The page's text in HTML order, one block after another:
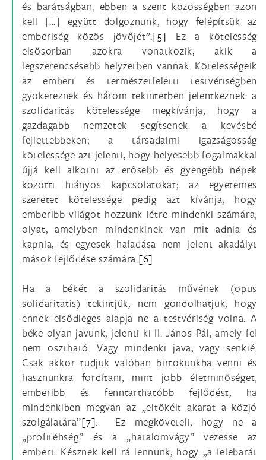
és barátságban, ebben a szent közösségben azon
kell […] együtt dolgoznunk, hogy felépítsük az
emberiség közös jövőjét”.[5] Ez a kötelesség
elsősorban azokra vonatkozik, akik a
legszerencsésebb helyzetben vannak. Kötelességeik
az emberi és természetfeletti testvériségben
gyökereznek és három tekintetben jelentkeznek: a
szolidaritás kötelessége megkívánja, hogy a
gazdagabb nemzetek segítsenek a kevésbé
fejlettebbeken; a társadalmi igazságosság
kötelessége azt jelenti, hogy helyesebb fogalmakkal
újjá kell alkotni az erősebb és gyengébb népek
közötti hiányos kapcsolatokat; az egyetemes
szeretet kötelessége pedig azt kívánja, hogy
emberibb világot hozzunk létre mindenki számára,
olyat, amelyben mindenkinek van mit adnia és
kapnia, és egyesek haladása nem jelent akadályt
mások fejlődése számára.[6]
Ha a békét a szolidaritás művének (opus
solidaritatis) tekintjük, nem gondolhatjuk, hogy
ennek elsődleges alapja ne a testvériség volna. A
béke olyan javunk, jelenti ki II. János Pál, amely fel
nem osztható. Vagy mindenki java, vagy senkié.
Csak akkor tudjuk valóban birtokunkba venni és
hasznunkra fordítani, mint jobb életminőséget,
emberibb és fenntarthatóbb fejlődést, ha
mindenkiben megvan az „eltökélt akarat a közjó
szolgálatára”[7]. Ez megköveteli, hogy ne a
„profitéhség” és a „hatalomvágy” vezesse az
embert. Késznek kell rá lennünk, hogy „a felebarát